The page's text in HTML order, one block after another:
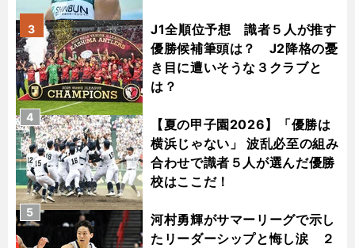
J1全順位予想 識者５人が推す
優勝候補筆頭は？ J2降格の憂
き目に遭いそうな３クラブと
は？
3
【夏の甲子園2026】「優勝は
横浜じゃない」 波乱必至の組み
合わせで識者５人が選んだ優勝
校はここだ！
4
河村勇輝がサマーリーグで示し
たリーダーシップと悔し涙 ２
5